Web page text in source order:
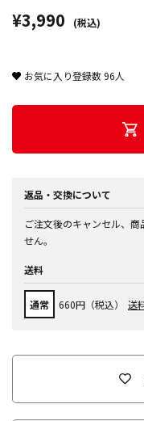
¥3,990 (税込)
お気に入り登録数96人
返品・交換について
ご注文後のキャンセル、
せん。
送料
通常 660円（税込） 送